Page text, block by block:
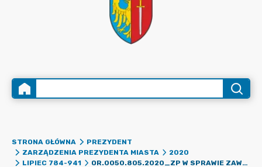
STRONA GŁÓWNA
PREZYDENT
ZARZĄDZENIA PREZYDENTA MIASTA
2020
LIPIEC 784-941
OR.0050.805.2020_ZP W SPRAWIE ZAWARCIA UMOWY Z WYBRANYM WYKONAWCĄ W PRZETARGU NIEOGRANICZONYM NA PRZEBUDOWĘ DROGI UL. SZOSZOWSKIEJ W ŻORACH